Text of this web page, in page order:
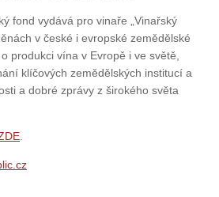
fond vydává pro vinaře „Vinařský
v české i evropské zemědělské
produkci vína v Evropě i ve světě,
klíčových zemědělských institucí a
a dobré zprávy z širokého světa
.